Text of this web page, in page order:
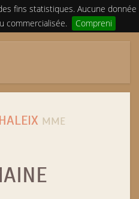
fins statistiques. Aucune donnée
commercialisée.
Compreni
MME